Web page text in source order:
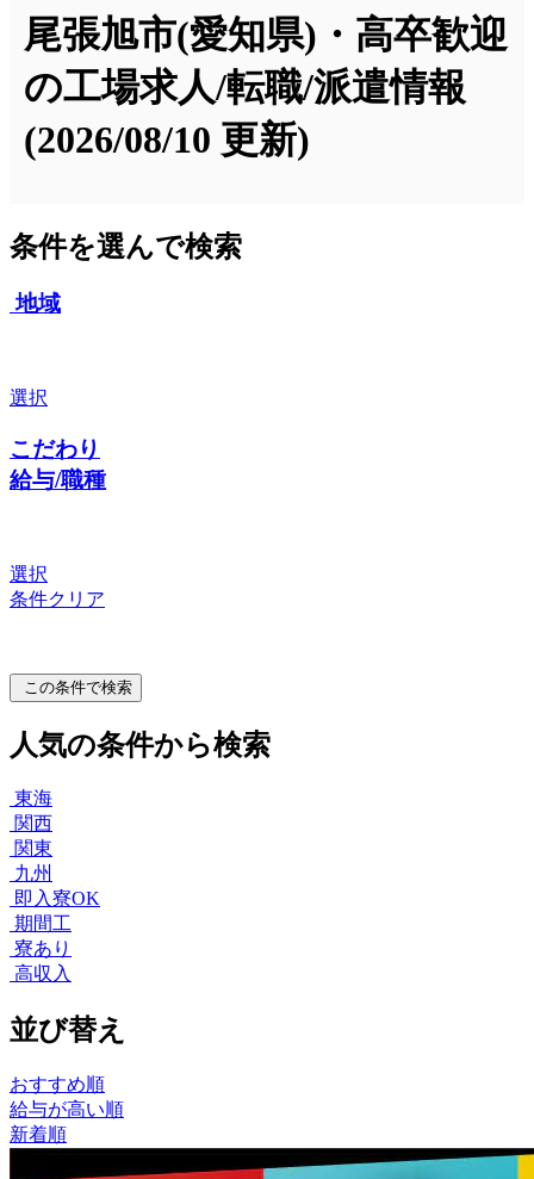
尾張旭市(愛知県)・高卒歓迎
の工場求人/転職/派遣情報
(2026/08/10 更新)
条件を選んで検索
地域
選択
こだわり
給与/職種
選択
条件クリア
この条件で検索
人気の条件から検索
東海
関西
関東
九州
即入寮OK
期間工
寮あり
高収入
並び替え
おすすめ順
給与が高い順
新着順